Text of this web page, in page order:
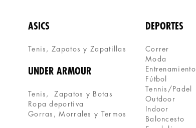
ASICS
Tenis, Zapatos y Zapatillas
UNDER ARMOUR
Tenis,  Zapatos y Botas
Ropa deportiva
Gorras, Morrales y Termos
DEPORTES
Correr
Moda
Entrenamiento
Fútbol
Tennis/Padel
Outdoor
Indoor
Baloncesto